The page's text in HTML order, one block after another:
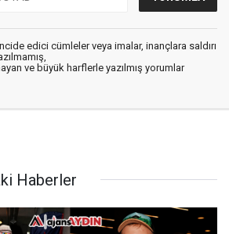
edici cümleler veya imalar, inançlara saldırı
ve büyük harflerle yazılmış yorumlar
Haberler